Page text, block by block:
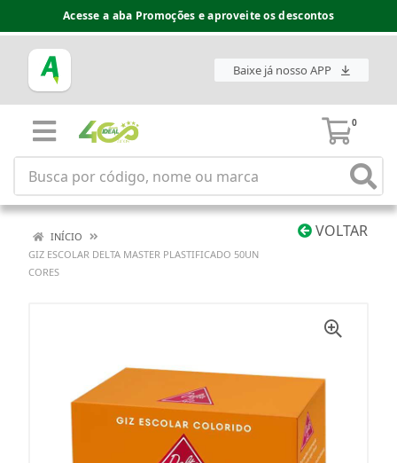
Acesse a aba Promoções e aproveite os descontos
Baixe já nosso APP
0
VOLTAR
INÍCIO
GIZ ESCOLAR DELTA MASTER PLASTIFICADO 50UN
CORES